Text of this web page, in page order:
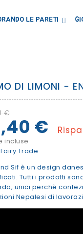
LE PARETI
DI LIMONI -
€
€
incluse
Fairy Trade
Sif è un design
Tutti i prodotti
unici perchè
Nepalesi di